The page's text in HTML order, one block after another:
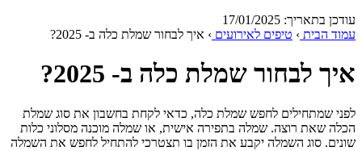
בתאריך: 17/01/2025
הבית› טיפים לאירועים› איך לבחור שמלת כלה ב- 2025?
לבחור שמלת כלה ב- 2025?
שמתחילים לחפש שמלת כלה, כדאי לקחת בחשבון את סוג שמלת
שאת רוצה. שמלה בתפירה אישית, או שמלה מוכנה מסלוני כלות
סוג השמלה יקבע את הזמן בו תצטרכי להתחיל לחפש את השמלה